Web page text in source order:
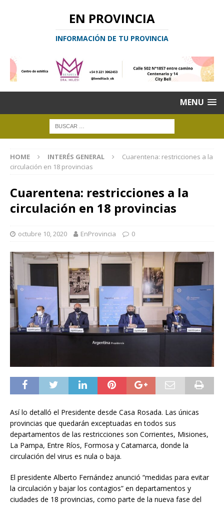
EN PROVINCIA
INFORMACIÓN DE TU PROVINCIA
MENU
HOME INTERÉS GENERAL
Cuarentena: restricciones a la
circulación en 18 provincias
Cuarentena: restricciones a la
circulación en 18 provincias
octubre 10, 2020 EnProvincia 0
Así lo detalló el Presidente desde Casa Rosada. Las únicas
provincias que quedarán exceptuadas en todos sus
departamentos de las restricciones son Corrientes, Misiones,
La Pampa, Entre Ríos, Formosa y Catamarca, donde la
circulación del virus es nula o baja.
El presidente Alberto Fernández anunció “medidas para evitar
la circulación y bajar los contagios” en departamentos y
ciudades de 18 provincias, como parte de la nueva fase del